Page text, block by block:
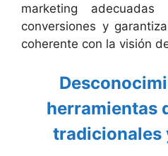
marketing
conversiones y
coherente con la visión
herramientas
tradicionales